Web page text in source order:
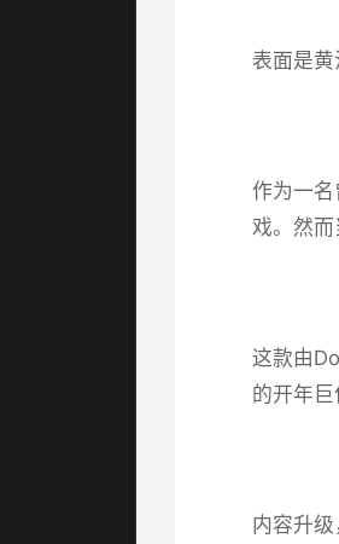
表面是
作为一
戏​​。然
这款由
的开年
内容升